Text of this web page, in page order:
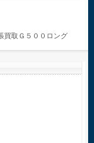
買取Ｇ５００ロング